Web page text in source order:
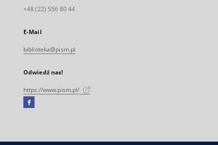
+48 (22) 556 80 44
E-Mail
biblioteka@pism.pl
Odwiedź nas!
https://www.pism.pl/
Facebook
się